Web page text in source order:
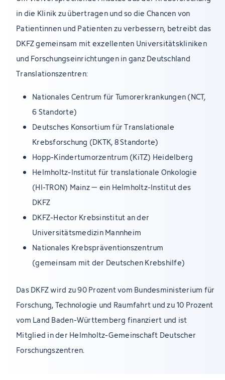
in die Klinik zu übertragen und so die Chancen von
Patientinnen und Patienten zu verbessern, betreibt das
DKFZ gemeinsam mit exzellenten Universitätskliniken
und Forschungseinrichtungen in ganz Deutschland
Translationszentren:
Nationales Centrum für Tumorerkrankungen (NCT,
6 Standorte)
Deutsches Konsortium für Translationale
Krebsforschung (DKTK, 8 Standorte)
Hopp-Kindertumorzentrum (KiTZ) Heidelberg
Helmholtz-Institut für translationale Onkologie
(HI-TRON) Mainz – ein Helmholtz-Institut des
DKFZ
DKFZ-Hector Krebsinstitut an der
Universitätsmedizin Mannheim
Nationales Krebspräventionszentrum
(gemeinsam mit der Deutschen Krebshilfe)
Das DKFZ wird zu 90 Prozent vom Bundesministerium für
Forschung, Technologie und Raumfahrt und zu 10 Prozent
vom Land Baden-Württemberg finanziert und ist
Mitglied in der Helmholtz-Gemeinschaft Deutscher
Forschungszentren.